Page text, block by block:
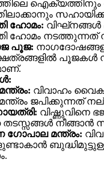
ഐക്യത്തിനും
ഹോമം: വിഘ്‌നങ്ങൾ
ഹോമം നടത്തുന്നത്
പൂജ:
പൂജകൾ
വിവാഹം
മന്ത്രം ജപിക്കുന്നത്
വിഷ്ണുവിനെ
തടസ്സങ്ങൾ നീങ്ങാൻ
ഗോപാല മന്ത്രം: